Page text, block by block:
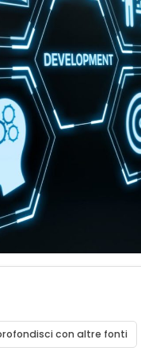
con altre fonti